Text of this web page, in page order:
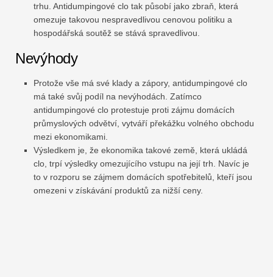
trhu. Antidumpingové clo tak působí jako zbraň, která
omezuje takovou nespravedlivou cenovou politiku a
hospodářská soutěž se stává spravedlivou.
Nevýhody
Protože vše má své klady a zápory, antidumpingové clo
má také svůj podíl na nevýhodách. Zatímco
antidumpingové clo protestuje proti zájmu domácích
průmyslových odvětví, vytváří překážku volného obchodu
mezi ekonomikami.
Výsledkem je, že ekonomika takové země, která ukládá
clo, trpí výsledky omezujícího vstupu na její trh. Navíc je
to v rozporu se zájmem domácích spotřebitelů, kteří jsou
omezeni v získávání produktů za nižší ceny.